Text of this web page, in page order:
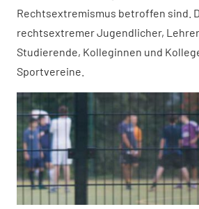
Rechtsextremismus betroffen sind.
rechtsextremer Jugendlicher,
Studierende, Kolleginnen und
Sportvereine.